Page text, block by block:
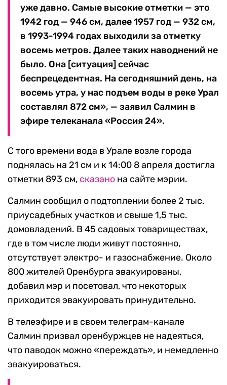
уже давно. Самые высокие отметки — это
1942 год — 946 см, далее 1957 год — 932 см,
в 1993-1994 годах выходили за отметку
восемь метров. Далее таких наводнений не
было. Она [ситуация] сейчас
беспрецедентная. На сегодняшний день, на
восемь утра, у нас подъем воды в реке Урал
составлял 872 см», — заявил Салмин в
эфире телеканала «Россия 24».
С того времени вода в Урале возле города
поднялась на 21 см и к 14:00 8 апреля достигла
отметки 893 см, сказано на сайте мэрии.
Салмин сообщил о подтоплении более 2 тыс.
приусадебных участков и свыше 1,5 тыс.
домовладений. В 45 садовых товариществах,
где в том числе люди живут постоянно,
отсутствует электро- и газоснабжение. Около
800 жителей Оренбурга эвакуированы,
добавил мэр и посетовал, что некоторых
приходится эвакуировать принудительно.
В телеэфире и в своем телеграм-канале
Салмин призвал оренбуржцев не надеяться,
что паводок можно «переждать», и немедленно
эвакуироваться.